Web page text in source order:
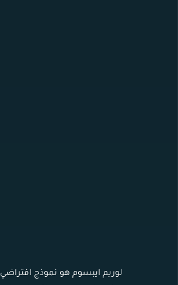
لوريم ايبسوم هو نموذج افتراضي